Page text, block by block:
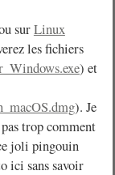
surLinux
les fichiers
) et
). Je
trop comment
joli pingouin
ici sans savoir